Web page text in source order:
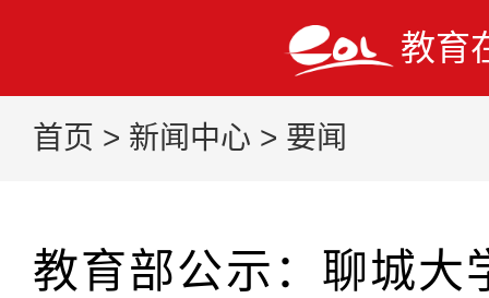
教育
首页 > 新闻中心 > 要闻
教育部公示：聊城大